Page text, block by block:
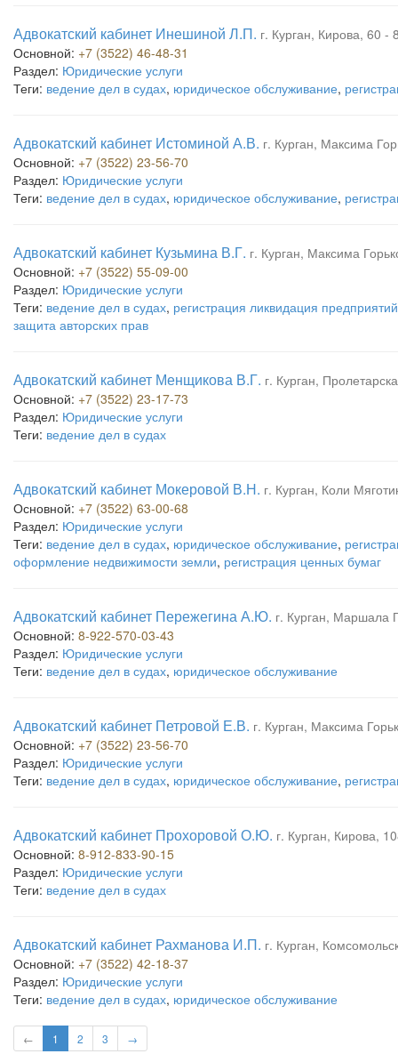
Адвокатский кабинет Инешиной Л.П. г. Курган, Кирова, 60 -
Основной: +7 (3522) 46-48-31
Раздел: Юридические услуги
Теги: ведение дел в судах, юридическое обслуживание,
Адвокатский кабинет Истоминой А.В. г. Курган, Максима
Основной: +7 (3522) 23-56-70
Раздел: Юридические услуги
Теги: ведение дел в судах, юридическое обслуживание,
Адвокатский кабинет Кузьмина В.Г. г. Курган, Максима
Основной: +7 (3522) 55-09-00
Раздел: Юридические услуги
Теги: ведение дел в судах, регистрация ликвидация предприятий
защита авторских прав
Адвокатский кабинет Менщикова В.Г. г. Курган,
Основной: +7 (3522) 23-17-73
Раздел: Юридические услуги
Теги: ведение дел в судах
Адвокатский кабинет Мокеровой В.Н. г. Курган, Коли
Основной: +7 (3522) 63-00-68
Раздел: Юридические услуги
Теги: ведение дел в судах, юридическое обслуживание,
оформление недвижимости земли, регистрация ценных бумаг
Адвокатский кабинет Пережегина А.Ю. г. Курган, Маршала
Основной: 8-922-570-03-43
Раздел: Юридические услуги
Теги: ведение дел в судах, юридическое обслуживание
Адвокатский кабинет Петровой Е.В. г. Курган, Максима
Основной: +7 (3522) 23-56-70
Раздел: Юридические услуги
Теги: ведение дел в судах, юридическое обслуживание,
Адвокатский кабинет Прохоровой О.Ю. г. Курган, Кирова,
Основной: 8-912-833-90-15
Раздел: Юридические услуги
Теги: ведение дел в судах
Адвокатский кабинет Рахманова И.П. г. Курган,
Основной: +7 (3522) 42-18-37
Раздел: Юридические услуги
Теги: ведение дел в судах, юридическое обслуживание
← 1 2 3 →